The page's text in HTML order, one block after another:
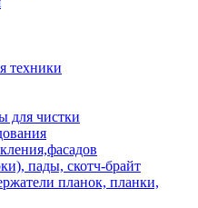
техники
для чистки
пады, скотч-брайт
планок, планки,